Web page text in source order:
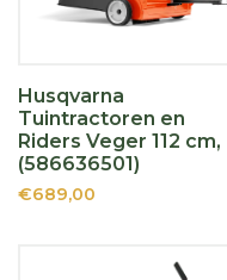
Husqvarna
Tuintractoren en
Riders Veger 112 cm,
(586636501)
€689,00